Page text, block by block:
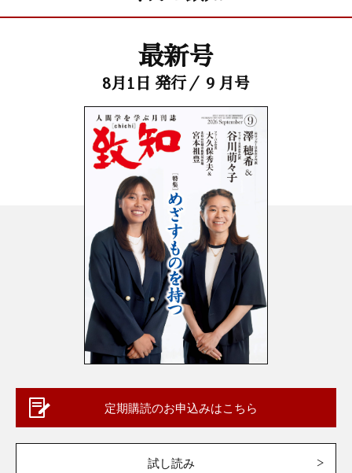
最新号
8月1日 発行／ 9 月号
定期購読のお申込みはこちら
試し読み